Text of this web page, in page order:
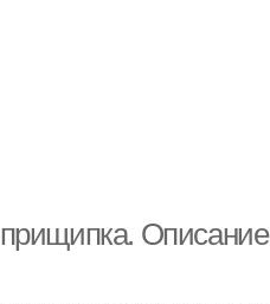
прищипка. Описание